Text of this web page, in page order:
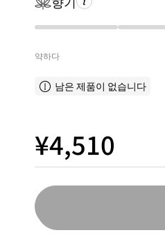
약하다
남은 제품이 없습니다
¥4,510